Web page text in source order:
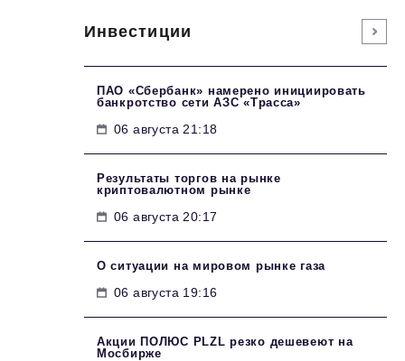
Инвестиции
ПАО «Сбербанк» намерено инициировать
банкротство сети АЗС «Трасса»
06 августа 21:18
Результаты торгов на рынке
криптовалютном рынке
06 августа 20:17
О ситуации на мировом рынке газа
06 августа 19:16
Акции ПОЛЮС PLZL резко дешевеют на
Мосбирже